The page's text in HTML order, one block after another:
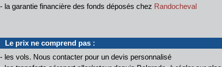
- la garantie financière des fonds déposés chez Randocheval
Le prix ne comprend pas :
- les vols. Nous contacter pour un devis personnalisé